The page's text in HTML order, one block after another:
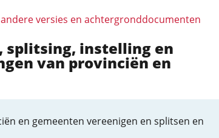
versies en achtergronddocumenten
splitsing, instelling en
van provinciën en
en gemeenten vereenigen en splitsen en